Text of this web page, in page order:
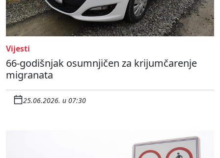
Vijesti
66-godišnjak osumnjičen za krijumčarenje
migranata
25.06.2026. u 07:30